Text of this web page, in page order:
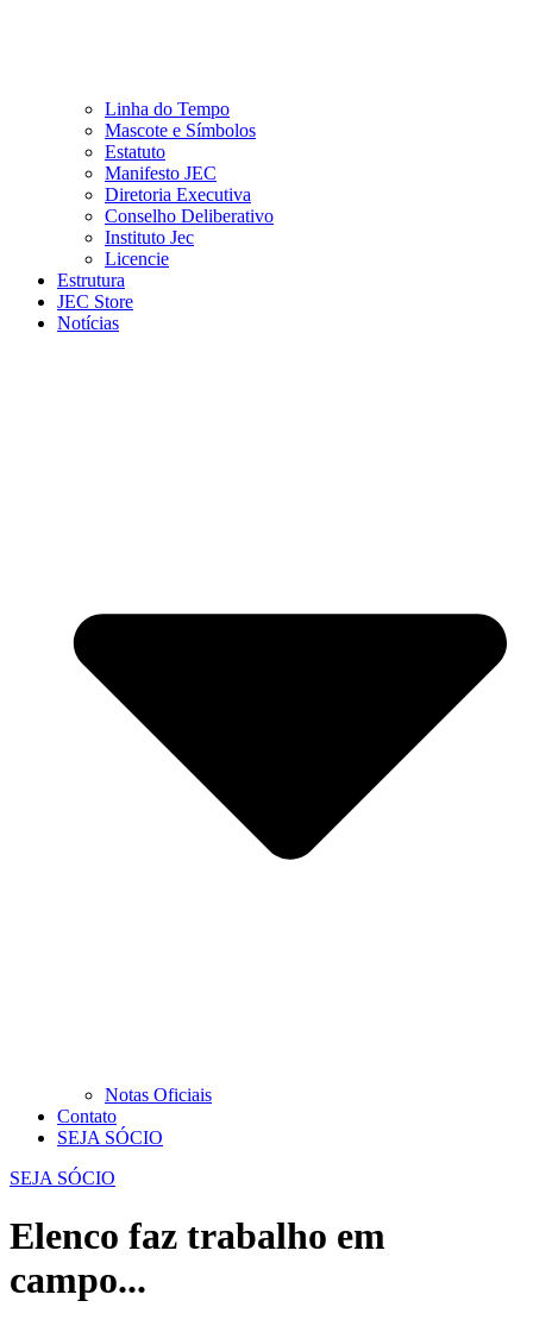
Linha do Tempo
Mascote e Símbolos
Estatuto
Manifesto JEC
Diretoria Executiva
Conselho Deliberativo
Instituto Jec
Licencie
Estrutura
JEC Store
Notícias
Notas Oficiais
Contato
SEJA SÓCIO
SEJA SÓCIO
Elenco faz trabalho em
campo...